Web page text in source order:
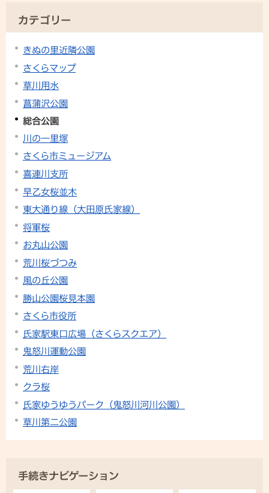
カテゴリー
きぬの里近隣公園
さくらマップ
草川用水
菖蒲沢公園
総合公園
川の一里塚
さくら市ミュージアム
喜連川支所
早乙女桜並木
東大通り線（大田原氏家線）
将軍桜
お丸山公園
荒川桜づつみ
風の丘公園
勝山公園桜見本園
さくら市役所
氏家駅東口広場（さくらスクエア）
鬼怒川運動公園
荒川右岸
クラ桜
氏家ゆうゆうパーク（鬼怒川河川公園）
草川第二公園
手続きナビゲーション